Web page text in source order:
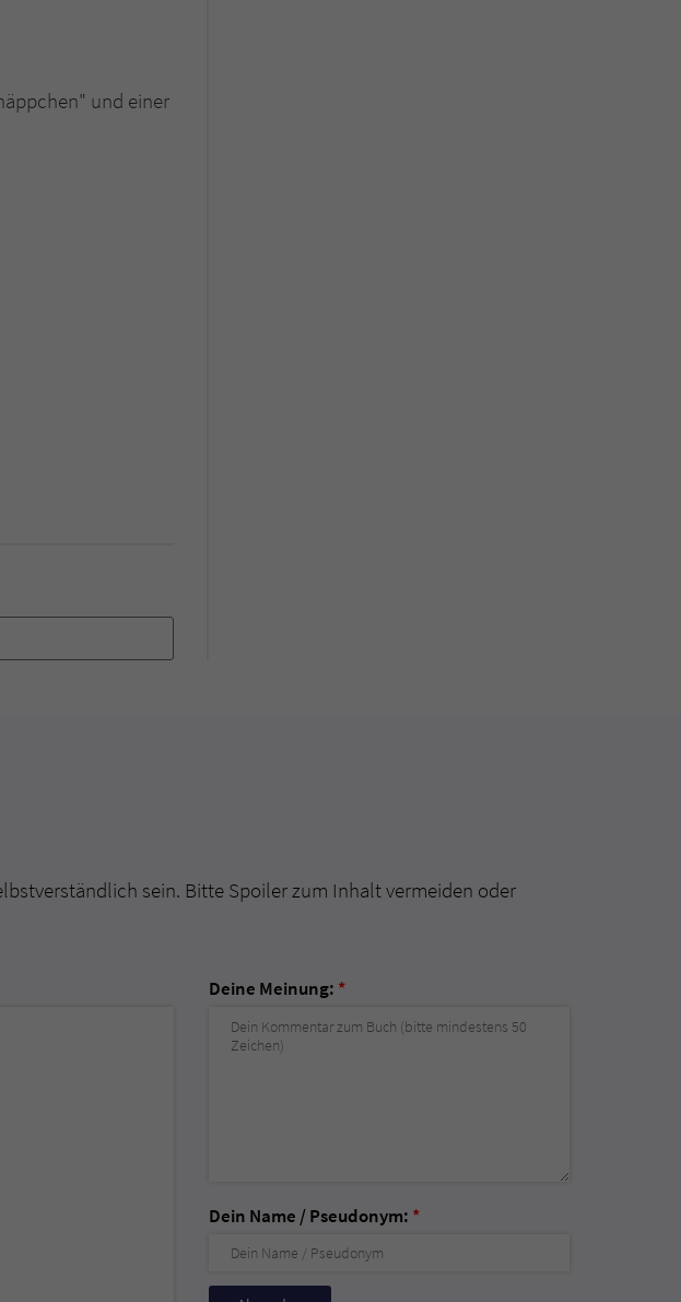
und einer
sein. Bitte Spoiler zum Inhalt vermeiden oder
Deine Meinung: *
Dein Name / Pseudonym: *